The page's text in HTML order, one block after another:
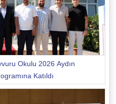
Okulu 2026 Aydın
Katıldı